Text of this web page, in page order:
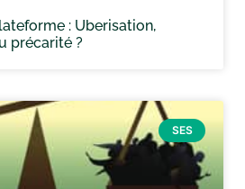
: Uberisation,
précarité ?
SES